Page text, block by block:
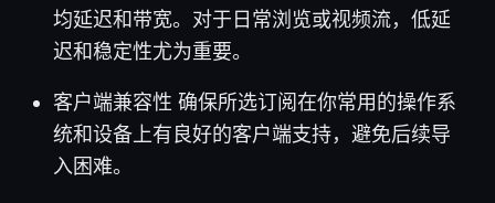
均延迟和带宽。对于日常浏览或视频流，低延
迟和稳定性尤为重要。
客户端兼容性 确保所选订阅在你常用的操作系
统和设备上有良好的客户端支持，避免后续导
入困难。